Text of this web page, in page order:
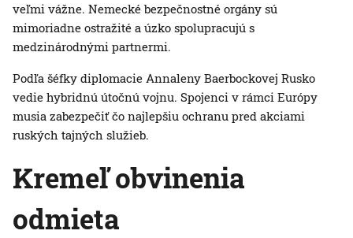
veľmi vážne. Nemecké bezpečnostné orgány sú
mimoriadne ostražité a úzko spolupracujú s
medzinárodnými partnermi.
Podľa šéfky diplomacie Annaleny Baerbockovej Rusko
vedie hybridnú útočnú vojnu. Spojenci v rámci Európy
musia zabezpečiť čo najlepšiu ochranu pred akciami
ruských tajných služieb.
Kremeľ obvinenia
odmieta